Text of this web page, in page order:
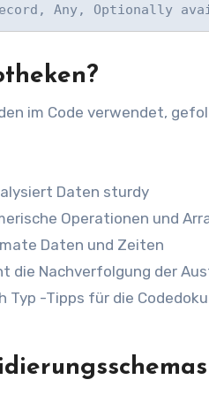
Any, Optionally
im Code verwendet,
Daten sturdy
Operationen und
Daten und Zeiten
die Nachverfolgung der
Typ -Tipps für die